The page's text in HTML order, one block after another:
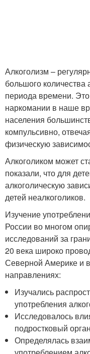
Алкоголизм –
большого количества
периода времени.
наркомании в наше
населения
компульсивно,
физическую
Алкоголиком может
показали, что для
алкоголическую
детей неалкоголиков.
Изучение
России во многом
исследований за
20 века широко
Северной Америке и
направлениях:
Изучались
употребления
Исследовалось
подростковый
Определялась